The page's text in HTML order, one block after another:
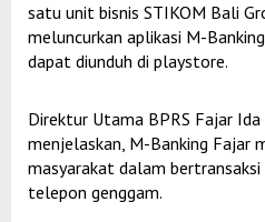
satu unit bisnis STIKOM Bali
meluncurkan aplikasi M-
dapat diunduh di playstore.
Direktur Utama BPRS Fajar Ida
menjelaskan, M-Banking Fajar
masyarakat dalam
telepon genggam.